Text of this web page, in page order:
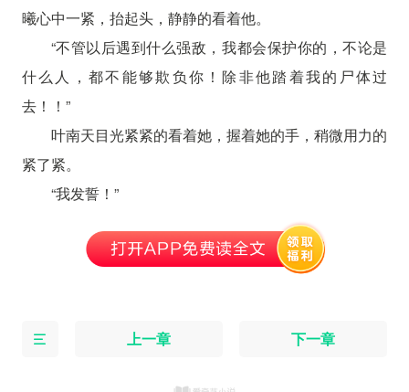
曦心中一紧，抬起头，静静的看着他。
“不管以后遇到什么强敌，我都会保护你的，不论是
什么人，都不能够欺负你！除非他踏着我的尸体过
去！！”
叶南天目光紧紧的看着她，握着她的手，稍微用力的
紧了紧。
“我发誓！”
上一章 下一章